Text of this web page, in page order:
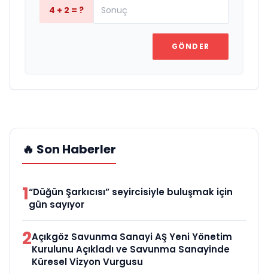
4 + 2 = ?
GÖNDER
🔥 Son Haberler
1“Düğün Şarkıcısı” seyircisiyle buluşmak için
gün sayıyor
2Açıkgöz Savunma Sanayi AŞ Yeni Yönetim
Kurulunu Açıkladı ve Savunma Sanayinde
Küresel Vizyon Vurgusu